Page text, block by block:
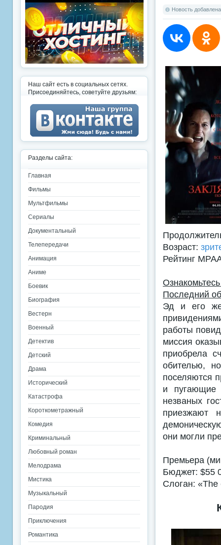
Новость
Возраст:
Рейтинг
Последний
Эд и его
работы
миссия
приобрела
обителью,
поселяются
и пугающие
незваных
приезжают
они могли
Премьера
Бюджет: $55
Слоган: «The
Наш сайт есть в социальных сетях.
Присоединяйтесь, советуйте друзьям:
Разделы сайта:
Главная
Фильмы
Мультфильмы
Сериалы
Документальный
Телепередачи
Анимация
Аниме
Боевик
Биография
Вестерн
Военный
Детектив
Детский
Драма
Исторический
Катастрофа
Короткометражный
Комедия
Криминальный
Любовный роман
Мелодрама
Мистика
Музыкальный
Пародия
Приключения
Романтика